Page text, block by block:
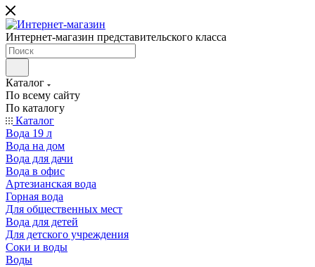
Интернет-магазин представительского класса
Каталог
По всему сайту
По каталогу
Каталог
Вода 19 л
Вода на дом
Вода для дачи
Вода в офис
Артезианская вода
Горная вода
Для общественных мест
Вода для детей
Для детского учреждения
Соки и воды
Воды